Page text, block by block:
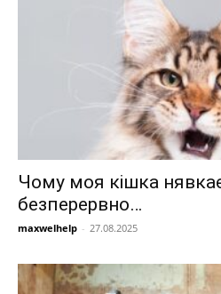
Чому моя кішка
безперервно…
maxwelhelp - 27.08.2025